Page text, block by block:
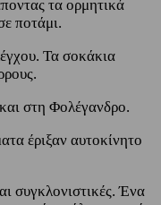
τα ορμητικά
ποτάμι.
Τα σοκάκια
στη Φολέγανδρο.
έριξαν αυτοκίνητο
συγκλονιστικές. Ένα